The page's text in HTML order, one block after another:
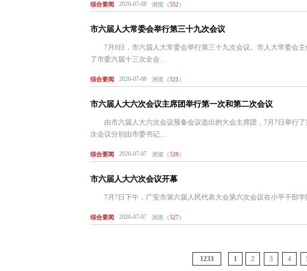
综合要闻 2026-07-08 浏览（552）
市六届人大常委会举行第三十九次会议
7月8日，市六届人大常委会举行第三十九次会议。市人大常委
了市委六届十三次全会...
综合要闻 2026-07-08 浏览（521 ）
市六届人大六次会议主席团举行第一次和第二次会议
由市六届人大六次会议预备会议选出的大会主席团，7月7日举行
次会议分别由市委书记...
综合要闻 2026-07-07 浏览（528）
市六届人大六次会议开幕
7月7日下午，广安市第六届人民代表大会第六次会议在小平干部
综合要闻 2026-07-07 浏览（527）
1233 1 2 3 4